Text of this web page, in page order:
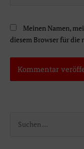
Meinen Namen,
diesem Browser für die